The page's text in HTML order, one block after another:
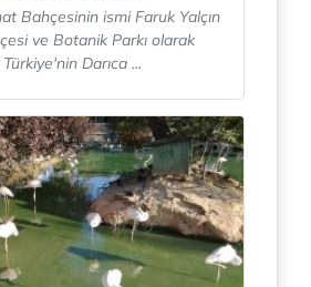
Bahçesinin ismi Faruk Yalçın
ve Botanik Parkı olarak
Darıca ...